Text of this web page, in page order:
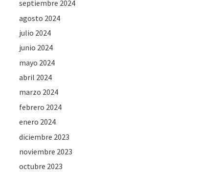
septiembre 2024
agosto 2024
julio 2024
junio 2024
mayo 2024
abril 2024
marzo 2024
febrero 2024
enero 2024
diciembre 2023
noviembre 2023
octubre 2023